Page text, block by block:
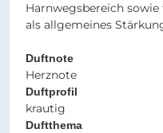
Harnwegsbereich
als allgemeines
Duftnote
Herznote
Duftprofil
krautig
Duftthema